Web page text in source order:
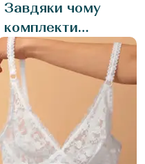
Завдяки чому
комплекти
жіночої білизни
оптом спрощують
продажі в
магазині?